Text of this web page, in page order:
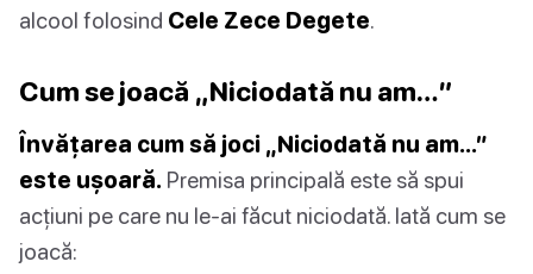
alcool folosind Cele Zece Degete.
Cum se joacă „Niciodată nu am…”
Învățarea cum să joci „Niciodată nu am…”
este ușoară. Premisa principală este să spui
acțiuni pe care nu le-ai făcut niciodată. Iată cum se
joacă: